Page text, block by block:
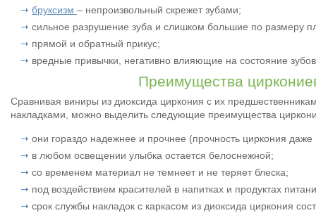
бруксизм – непроизвольный скрежет зубами;
сильное разрушение зуба и слишком большие по размеру
прямой и обратный прикус;
вредные привычки, негативно влияющие на состояние
Преимущества
Сравнивая виниры из диоксида циркония с их
накладками, можно выделить следующие преимущества
они гораздо надежнее и прочнее (прочность циркония
в любом освещении улыбка остается белоснежной;
со временем материал не темнеет и не теряет блеска;
под воздействием красителей в напитках и продуктах
срок службы накладок с каркасом из диоксида циркония